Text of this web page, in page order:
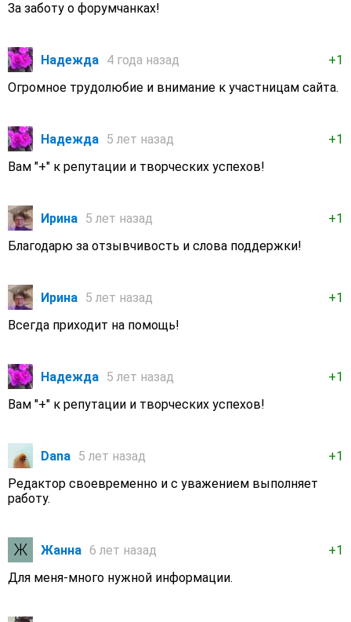
За заботу о форумчанках!
Надежда 4 года назад
+1
Огромное трудолюбие и внимание к участницам сайта.
Надежда 5 лет назад
+1
Вам "+" к репутации и творческих успехов!
Ирина 5 лет назад
+1
Благодарю за отзывчивость и слова поддержки!
Ирина 5 лет назад
+1
Всегда приходит на помощь!
Надежда 5 лет назад
+1
Вам "+" к репутации и творческих успехов!
Dana 5 лет назад
+1
Редактор своевременно и с уважением выполняет
работу.
Жанна 6 лет назад
+1
Для меня-много нужной информации.